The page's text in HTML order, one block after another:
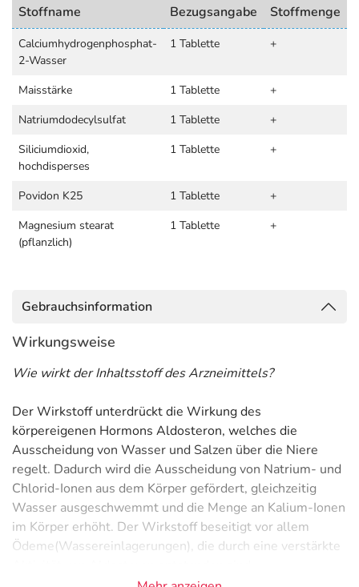
Stoffname Bezugsangabe Stoffmenge
Calciumhydrogenphosphat-
2-Wasser
1 Tablette +
Maisstärke 1 Tablette
+
Natriumdodecylsulfat
1 Tablette
+
Siliciumdioxid,
hochdisperses
1 Tablette +
Povidon K25 1 Tablette
+
Magnesium stearat
(pflanzlich)
1 Tablette +
Gebrauchsinformation
Wirkungsweise
Wie wirkt der Inhaltsstoff des Arzneimittels?
Der Wirkstoff unterdrückt die Wirkung des
körpereigenen Hormons Aldosteron, welches die
Ausscheidung von Wasser und Salzen über die Niere
regelt. Dadurch wird die Ausscheidung von Natrium- und
Chlorid-Ionen aus dem Körper gefördert, gleichzeitig
Wasser ausgeschwemmt und die Menge an Kalium-Ionen
im Körper erhöht. Der Wirkstoff beseitigt vor allem
Ödeme(Wassereinlagerungen), die durch eine verstärkte